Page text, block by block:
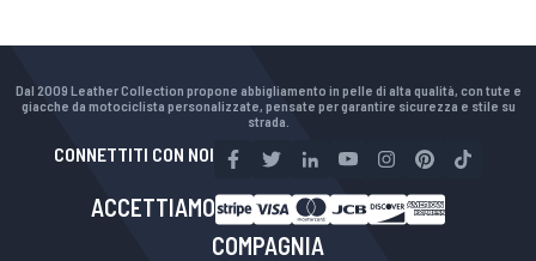
Dal 2009 Leather Collection propone abbigliamento in pelle di alta qualità, con tute e
giacche da motociclista personalizzate, pensate per garantire sicurezza e stile su
strada.
CONNETTITI CON NOI
ACCETTIAMO
COMPAGNIA